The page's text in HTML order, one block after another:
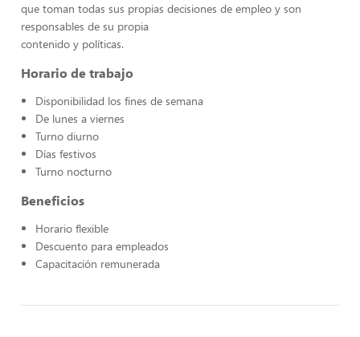
que toman todas sus propias decisiones de empleo y son
responsables de su propia
contenido y políticas.
Horario de trabajo
Disponibilidad los fines de semana
De lunes a viernes
Turno diurno
Días festivos
Turno nocturno
Beneficios
Horario flexible
Descuento para empleados
Capacitación remunerada